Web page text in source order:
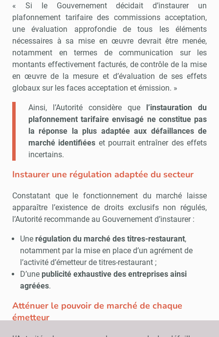
« Si le Gouvernement décidait d’instaurer un
plafonnement tarifaire des commissions acceptation,
une évaluation approfondie de tous les éléments
nécessaires à sa mise en œuvre devrait être menée,
notamment en termes de communication sur les
montants effectivement facturés, de contrôle de la mise
en œuvre de la mesure et d’évaluation de ses effets
globaux sur les faces acceptation et émission. »
Ainsi, l’Autorité considère que l’instauration du
plafonnement tarifaire envisagé ne constitue pas
la réponse la plus adaptée aux défaillances de
marché identifiées et pourrait entraîner des effets
incertains.
Instaurer une régulation adaptée du secteur
Constatant que le fonctionnement du marché laisse
apparaître l’existence de droits exclusifs non régulés,
l’Autorité recommande au Gouvernement d’instaurer :
Une régulation du marché des titres-restaurant,
notamment par la mise en place d’un agrément de
l’activité d’émetteur de titres-restaurant ;
D’une publicité exhaustive des entreprises ainsi
agréées.
Atténuer le pouvoir de marché de chaque
émetteur